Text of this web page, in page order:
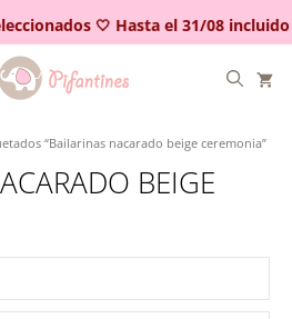
🤍 Hasta el 31/08 incluido
“Bailarinas nacarado beige ceremonia”
BEIGE